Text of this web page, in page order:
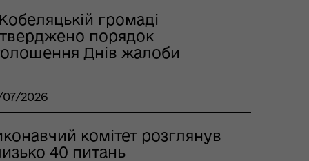
громаді
порядок
Днів жалоби
2026
комітет розглянув
40 питань